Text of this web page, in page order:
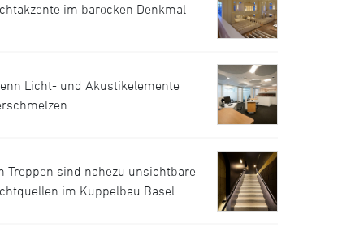
im barocken Denkmal
Licht- und Akustikelemente
Treppen sind nahezu unsichtbare
im Kuppelbau Basel